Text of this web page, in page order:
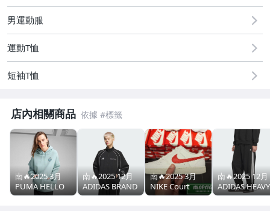
★★雅虎周年慶5折區★★
★★12月聖誕折扣季--給你超狂特價★★
男運動服
運動T恤
短袖T恤
店內相關商品
南🔥2025 3月
PUMA HELLO
KITTY® 連帽上
南🔥2025 12月
ADIDAS BRAND
LOVE SPACER
南🔥2025 3月
NIKE Court
Vision 低筒
南🔥2025 12月
ADIDAS HEAVY
K 運動長褲 寬